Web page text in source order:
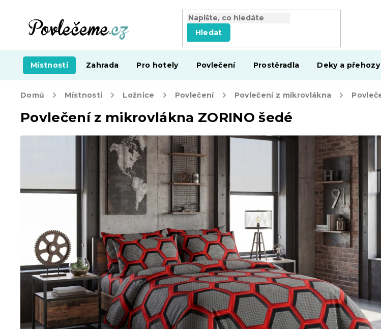
Hledat
Místnosti Zahrada Pro hotely Povlečení Prostěradla Deky a přehozy
Domů Místnosti Ložnice Povlečení Povlečení z mikrovlákna
Povlečení z mikrovlákna ZORINO šedé